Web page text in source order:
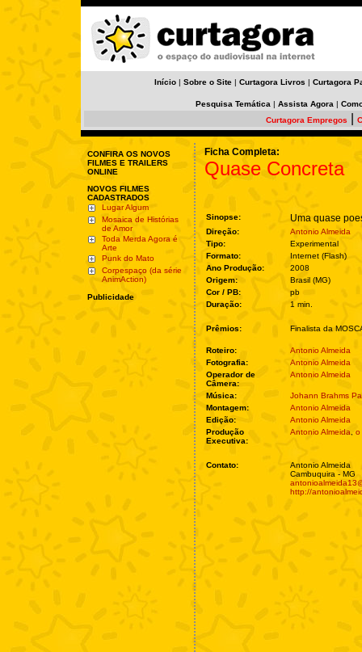
Início | Sobre o Site | Curtagora Livros | Curtagora
Pesquisa Temática | Assista Agora |
Curtagora Empregos
CONFIRA OS NOVOS
FILMES E TRAILERS
ONLINE
NOVOS FILMES
CADASTRADOS
Lugar Algum
Mosaica de Histórias
de Amor
Toda Merda Agora é
Arte
Punk do Mato
Corpespaço (da série
AnimAction)
Publicidade
Ficha Completa:
Quase Concreta
Sinopse: Uma quase
Direção:
Antonio Almeida
Tipo:
Experimental
Formato:
Internet (Flash)
Ano Produção:
2008
Origem:
Brasil (MG)
Cor / PB:
pb
Duração:
1 min.
Prêmios: Finalista da
Roteiro:
Antonio Almeida
Fotografia:
Antonio Almeida
Operador de
Câmera:
Antonio Almeida
Música:
Johann Brahms
Montagem:
Antonio Almeida
Edição:
Antonio Almeida
Produção
Executiva:
Antonio Almeida o
Contato:
Antonio Almeida
Cambuquira - MG
http://